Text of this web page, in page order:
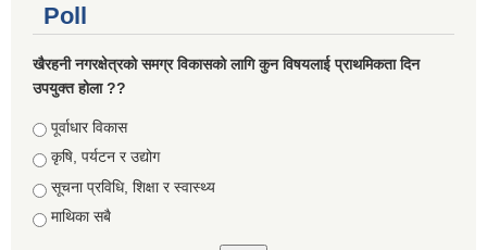
Poll
खैरहनी नगरक्षेत्रको समग्र विकासको लागि कुन विषयलाई प्राथमिकता दिन
उपयुक्त होला ??
Choices
पूर्वाधार विकास
कृषि, पर्यटन र उद्योग
सूचना प्रविधि, शिक्षा र स्वास्थ्य
माथिका सबै